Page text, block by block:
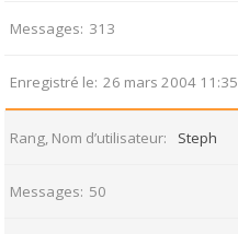
Messages 313
Enregistré le 26 mars 2004 11:35
Rang, Nom d’utilisateur Steph
Messages 50